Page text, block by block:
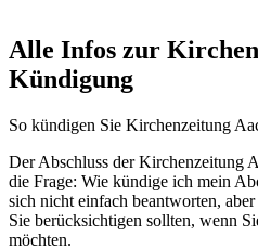
Alle Infos zur
Kündigung
So kündigen Sie Kirchenzeitung
Der Abschluss der Kirchenzeitung
die Frage: Wie kündige ich mein
sich nicht einfach beantworten,
Sie berücksichtigen sollten, wenn
möchten.